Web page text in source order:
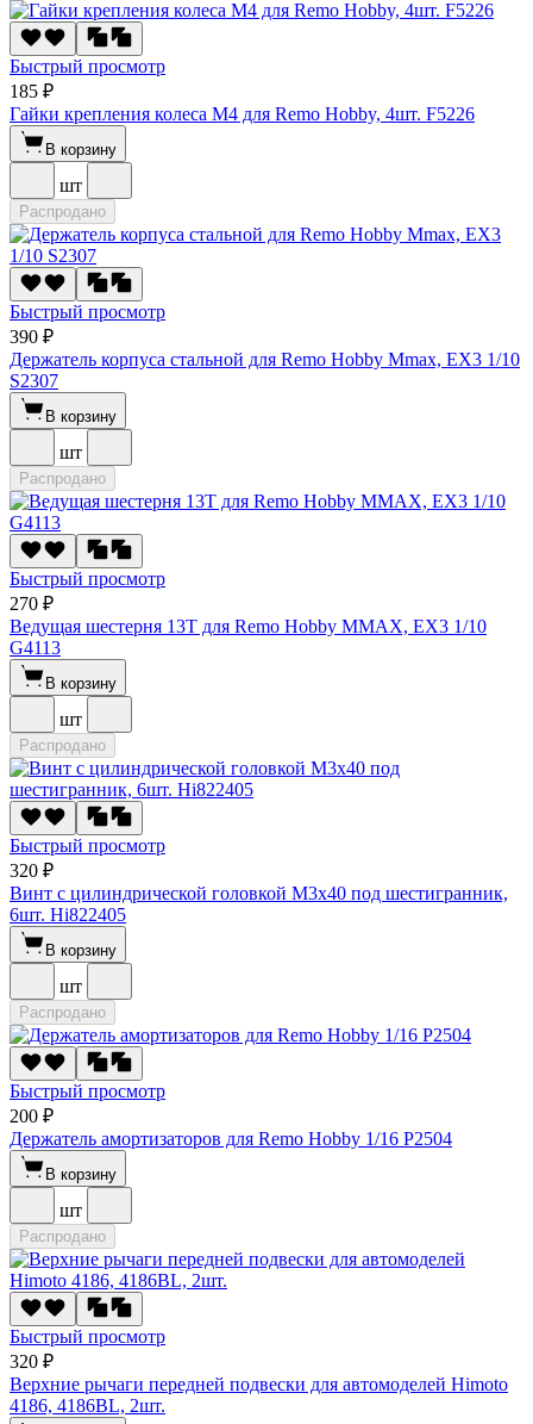
Быстрый просмотр
185 ₽
Гайки крепления колеса M4 для Remo Hobby, 4шт. F5226
В корзину
шт
Распродано
Быстрый просмотр
390 ₽
Держатель корпуса стальной для Remo Hobby Mmax, EX3 1/10
S2307
В корзину
шт
Распродано
Быстрый просмотр
270 ₽
Ведущая шестерня 13T для Remo Hobby MMAX, EX3 1/10
G4113
В корзину
шт
Распродано
Быстрый просмотр
320 ₽
Винт с цилиндрической головкой M3x40 под шестигранник,
6шт. Hi822405
В корзину
шт
Распродано
Быстрый просмотр
200 ₽
Держатель амортизаторов для Remo Hobby 1/16 P2504
В корзину
шт
Распродано
Быстрый просмотр
320 ₽
Верхние рычаги передней подвески для автомоделей Himoto
4186, 4186BL, 2шт.